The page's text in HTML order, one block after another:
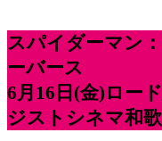
スパイダーマン
ーバース
6月16日(金)ロー
ジストシネマ和